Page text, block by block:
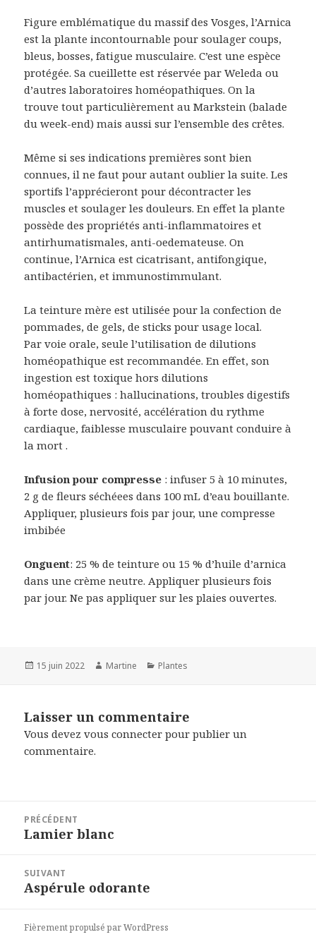
Figure emblématique du massif des Vosges, l’Arnica
est la plante incontournable pour soulager coups,
bleus, bosses, fatigue musculaire. C’est une espèce
protégée. Sa cueillette est réservée par Weleda ou
d’autres laboratoires homéopathiques. On la
trouve tout particulièrement au Markstein (balade
du week-end) mais aussi sur l’ensemble des crêtes.
Même si ses indications premières sont bien
connues, il ne faut pour autant oublier la suite. Les
sportifs l’apprécieront pour décontracter les
muscles et soulager les douleurs. En effet la plante
possède des propriétés anti-inflammatoires et
antirhumatismales, anti-oedemateuse. On
continue, l’Arnica est cicatrisant, antifongique,
antibactérien, et immunostimmulant.
La teinture mère est utilisée pour la confection de
pommades, de gels, de sticks pour usage local.
Par voie orale, seule l’utilisation de dilutions
homéopathique est recommandée. En effet, son
ingestion est toxique hors dilutions
homéopathiques : hallucinations, troubles digestifs
à forte dose, nervosité, accélération du rythme
cardiaque, faiblesse musculaire pouvant conduire à
la mort .
Infusion pour compresse : infuser 5 à 10 minutes,
2 g de fleurs séchéees dans 100 mL d’eau bouillante.
Appliquer, plusieurs fois par jour, une compresse
imbibée
Onguent: 25 % de teinture ou 15 % d’huile d’arnica
dans une crème neutre. Appliquer plusieurs fois
par jour. Ne pas appliquer sur les plaies ouvertes.
Publié
15 juin 2022 Auteur
Martine Catégories
Plantes
Laisser un commentaire
Vous devezvous connecter pour publier un
commentaire.
l’article
PRÉCÉDENT
Article
Lamier blanc
SUIVANT
Article
Aspérule odorante
Fièrement propulsé par WordPress